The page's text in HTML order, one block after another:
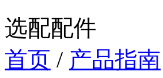
选配配件
首页 / 产品指南